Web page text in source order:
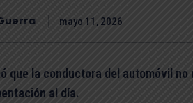
mayo 11, 2026
que la conductora del automóvil
al día.